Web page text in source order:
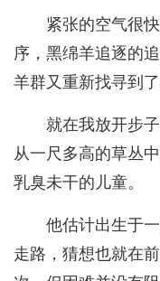
紧张的空气很
序，黑绵羊追逐的
羊群又重新找寻到了
就在我放开步
从一尺多高的草丛
乳臭未干的儿童。
他估计出生于
走路，猜想也就在